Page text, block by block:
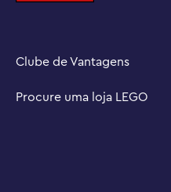
uma caixa de joias e
brincadeiras criativas
mais de 4,5 pol. (11 cm)
Clube de Vantagens
Procure uma loja LEGO